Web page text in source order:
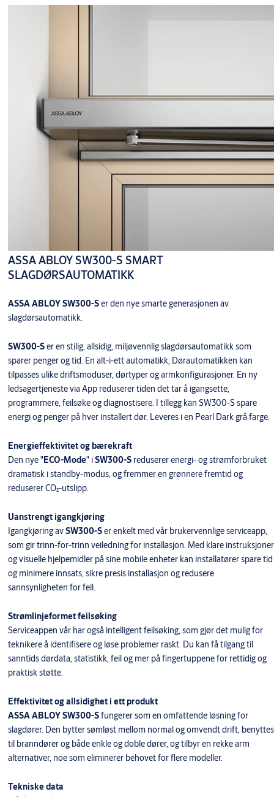
ASSA ABLOY SW300-S SMART
SLAGDØRSAUTOMATIKK
ASSA ABLOY SW300-Ser den nye smarte generasjonen av
slagdørsautomatikk.
SW300-Ser en stilig, allsidig, miljøvennlig slagdørsautomatikk som
sparer penger og tid. En alt-i-ett automatikk, Dørautomatikken kan
tilpasses ulike driftsmoduser, dørtyper og armkonfigurasjoner. En ny
ledsagertjeneste via App reduserer tiden det tar å igangsette,
programmere, feilsøke og diagnostisere. I tillegg kan SW300-S spare
energi og penger på hver installert dør. Leveres i en Pearl Dark grå farge.
Energieffektivitet og bærekraft
Den nye "ECO-Mode" iSW300-Sreduserer energi- og strømforbruket
dramatisk i standby-modus, og fremmer en grønnere fremtid og
reduserer CO₂-utslipp.
Uanstrengt igangkjøring
Igangkjøring avSW300-Ser enkelt med vår brukervennlige serviceapp,
som gir trinn-for-trinn veiledning for installasjon. Med klare instruksjoner
og visuelle hjelpemidler på sine mobile enheter kan installatører spare tid
og minimere innsats, sikre presis installasjon og redusere
sannsynligheten for feil.
Strømlinjeformet feilsøking
Serviceappen vår har også intelligent feilsøking, som gjør det mulig for
teknikere å identifisere og løse problemer raskt. Du kan få tilgang til
sanntids dørdata, statistikk, feil og mer på fingertuppene for rettidig og
praktisk støtte.
Effektivitet og allsidighet i ett produkt
ASSA ABLOY SW300-Sfungerer som en omfattende løsning for
slagdører. Den bytter sømløst mellom normal og omvendt drift, benyttes
til branndører og både enkle og doble dører, og tilbyr en rekke arm
alternativer, noe som eliminerer behovet for flere modeller.
Tekniske data